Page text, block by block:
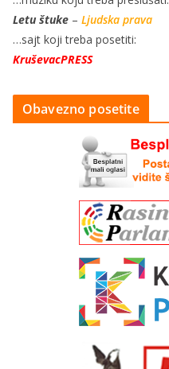
Letu štuke – Ljudska prava
…sajt koji treba posetiti:
KruševacPRESS
Obavezno posetite